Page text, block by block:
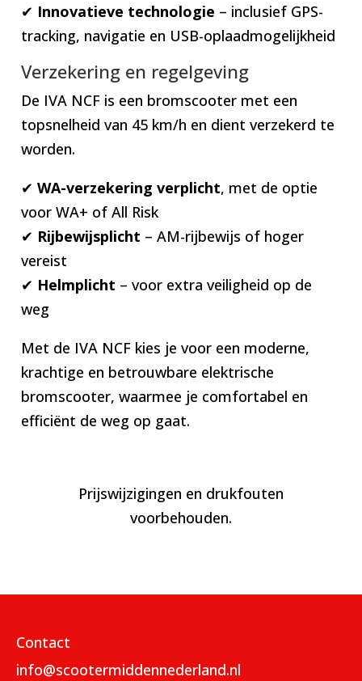
✔ Innovatieve technologie – inclusief GPS-
tracking, navigatie en USB-oplaadmogelijkheid
Verzekering en regelgeving
De IVA NCF is een bromscooter met een
topsnelheid van 45 km/h en dient verzekerd te
worden.
✔WA-verzekering verplicht, met de optie
voor WA+ of All Risk
✔ Rijbewijsplicht – AM-rijbewijs of hoger
vereist
✔ Helmplicht – voor extra veiligheid op de
weg
Met de IVA NCF kies je voor een moderne,
krachtige en betrouwbare elektrische
bromscooter, waarmee je comfortabel en
efficiënt de weg op gaat.
Prijswijzigingen en drukfouten
voorbehouden.
Contact
info@scootermiddennederland.nl